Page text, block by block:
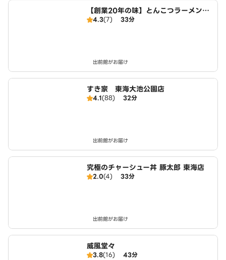
【創業20年の味】とんこつラーメン・
つけ麺 麺屋たけぞう
4.3(7) 33分
出前館がお届け
すき家 東海大池公園店
4.1(88) 32分
出前館がお届け
究極のチャーシュー丼 豚太郎 東海店
2.0(4) 33分
出前館がお届け
威風堂々
3.8(16) 43分